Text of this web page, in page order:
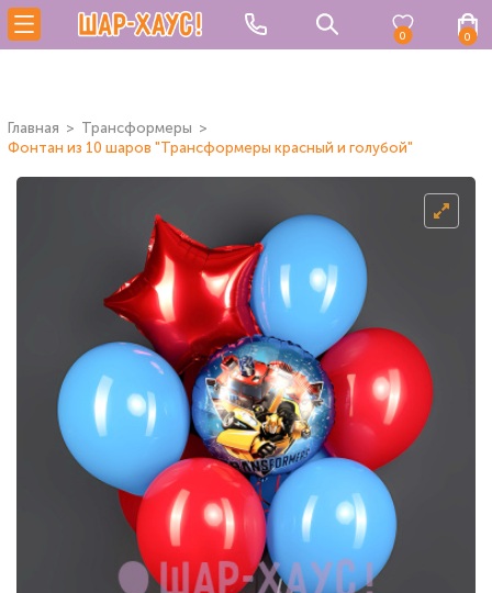
0 0
Главная
Трансформеры
Фонтан из 10 шаров "Трансформеры красный и голубой"